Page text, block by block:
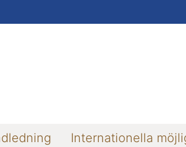
Internationella